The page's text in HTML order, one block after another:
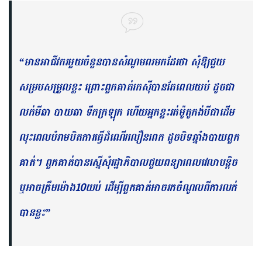
“មានអាជីវករមួយចំនួនបានសំណូមពរមកដែរថា សុំឱ្យជួយ
សម្របសម្រួលខ្លះ ព្រោះពួកគាត់រកស៊ីបានតែពេលយប់ ដូចជា
លក់មីឆា បាយឆា ទឹកក្រឡុក ហើយអ្នកខ្លះរត់ម៉ូតូកង់បីជាដើម
លុះពេលបំរាមបិតការធ្វើដំណើរលឿនពេក ដូចបិទឆ្នាំងបាយពួក
គាត់។ ពួកគាត់បានស្នើសុំរដ្ឋាភិបាល​ជួយ​ពន្យាពេលវេលាបន្តិច
ឬអាចត្រឹមម៉ោង10យប់ ដើម្បីពួកគាត់អាចរកចំណូលពីការលក់
បានខ្លះ”